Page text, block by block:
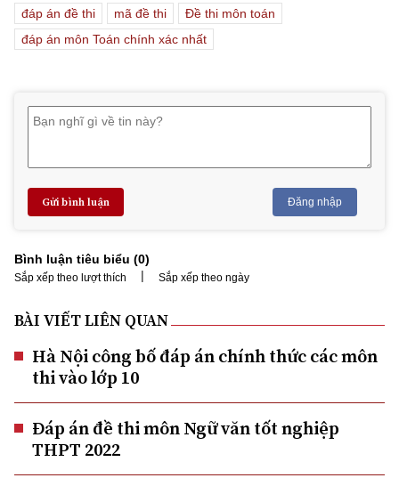
đáp án đề thi mã đề thi
Đề thi môn toán
đáp án môn Toán chính xác nhất
Gửi bình luận Đăng nhập
Bình luận tiêu biểu (0)
Sắp xếp theo lượt thích | Sắp xếp theo ngày
BÀI VIẾT LIÊN QUAN
Hà Nội công bố đáp án chính thức các môn
thi vào lớp 10
Đáp án đề thi môn Ngữ văn tốt nghiệp
THPT 2022